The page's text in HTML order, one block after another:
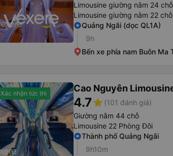
Limousine giường nằm 24 chỗ
Limousine giường nằm 22 chỗ
Quảng Ngãi (dọc QL1A)
9h
Bến xe phía nam Buôn Ma
Xác nhận tức thì Cao Nguyên
4.7star (101 đánh giá)
Giường nằm 44 chỗ
Limousine 22 Phòng Đôi
Thành phố Quảng Ngãi
9h10m